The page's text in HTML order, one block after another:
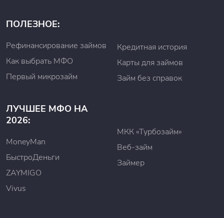
ПОЛЕЗНОЕ:
Рефинансирование займов
Как выбрать МФО
Первый микрозайм
Кредитная история
Карты для займов
Займ без справок
ЛУЧШЕЕ МФО НА
2026:
MoneyMan
БыстроДеньги
ZAYMIGO
Vivus
МКК «Турбозайм»
Веб-займ
Займер